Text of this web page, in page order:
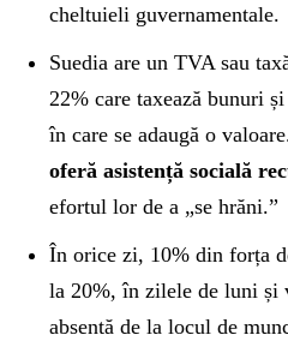
cheltuieli guvernamentale.
Suedia are un TVA sau
22% care taxează bunuri
în care se adaugă o
oferă asistență socială
efortul lor de a „se hrăni.”
În orice zi, 10% din forța
la 20%, în zilele de luni și
absentă de la locul de